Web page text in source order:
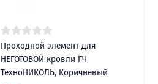
Проходной элемент для
НЕГОТОВОЙ кровли ГЧ
ТехноНИКОЛЬ, Коричневый